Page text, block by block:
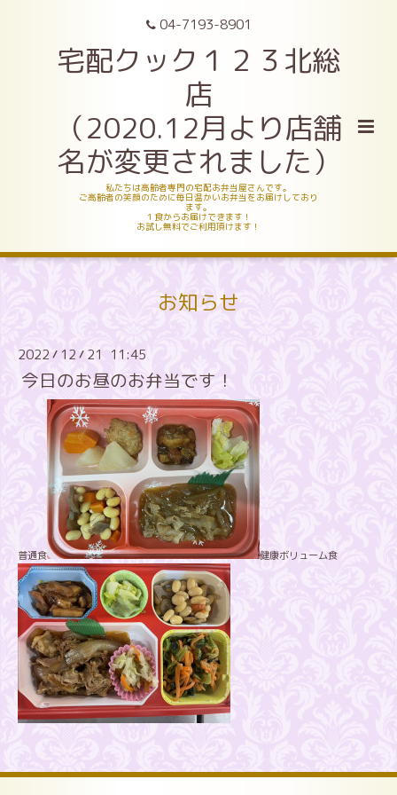
04-7193-8901
宅配クック１２３北総
店
（2020.12月より店舗
名が変更されました）
私たちは高齢者専門の宅配お弁当屋さんです。
ご高齢者の笑顔のために毎日温かいお弁当をお届けしており
ます。
１食からお届けできます！
お試し無料でご利用頂けます！
お知らせ
2022 / 12 / 21 11:45
今日のお昼のお弁当です！
普通食 健康ボリューム食